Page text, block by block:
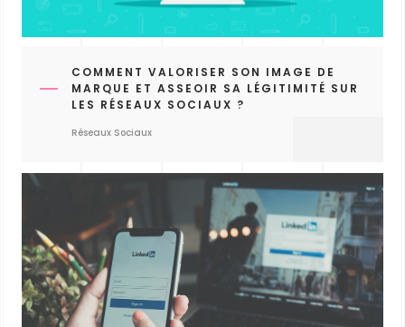
COMMENT VALORISER SON IMAGE DE
MARQUE ET ASSEOIR SA LÉGITIMITÉ SUR
LES RÉSEAUX SOCIAUX ?
Réseaux Sociaux